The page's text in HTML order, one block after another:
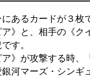
あるカードが３枚
ア》と、相手の《
す。
ア》が攻撃する時
銀河マーズ・シン